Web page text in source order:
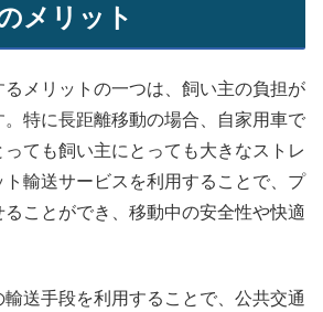
メリット
メリットの一つは、飼い主の負担が
特に長距離移動の場合、自家用車で
ても飼い主にとっても大きなストレ
ト輸送サービスを利用することで、プ
ることができ、移動中の安全性や快適
輸送手段を利用することで、公共交通